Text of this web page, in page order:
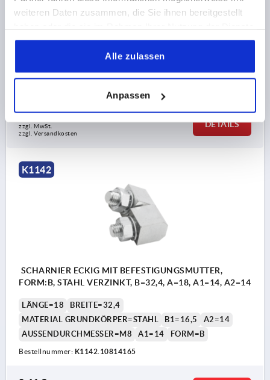
weiteren Daten zusammen, die Sie ihnen bereitgestellt
gesammelt haben.
Alle zulassen
Anpassen
SCHARNIER ECKIG MIT BEFESTIGUNGSMUTTER,
FORM:B, STAHL VERZINKT, B=25,3, A=13, A1=10, A2=10
LÄNGE=13
BREITE=25,3
MATERIAL GRUNDKÖRPER=STAHL
5,46 €
zzgl. MwSt.
zzgl. Versandkosten
DETAILS
K1142
SCHARNIER ECKIG MIT BEFESTIGUNGSMUTTER,
FORM:B, STAHL VERZINKT, B=32,4, A=18, A1=14, A2=14
LÄNGE=18
BREITE=32,4
MATERIAL GRUNDKÖRPER=STAHL
B1=16,5
A2=14
AUSSENDURCHMESSER=M8
A1=14 FORM=B
Bestellnummer: K1142.10814165